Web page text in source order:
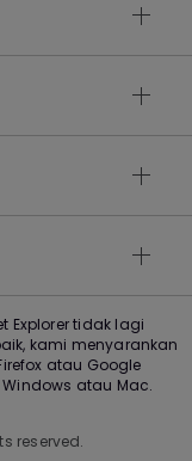
Explorer tidak lagi
kami menyarankan
atau Google
atau Mac.
reserved.